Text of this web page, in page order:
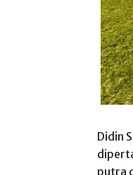
Didin
putra